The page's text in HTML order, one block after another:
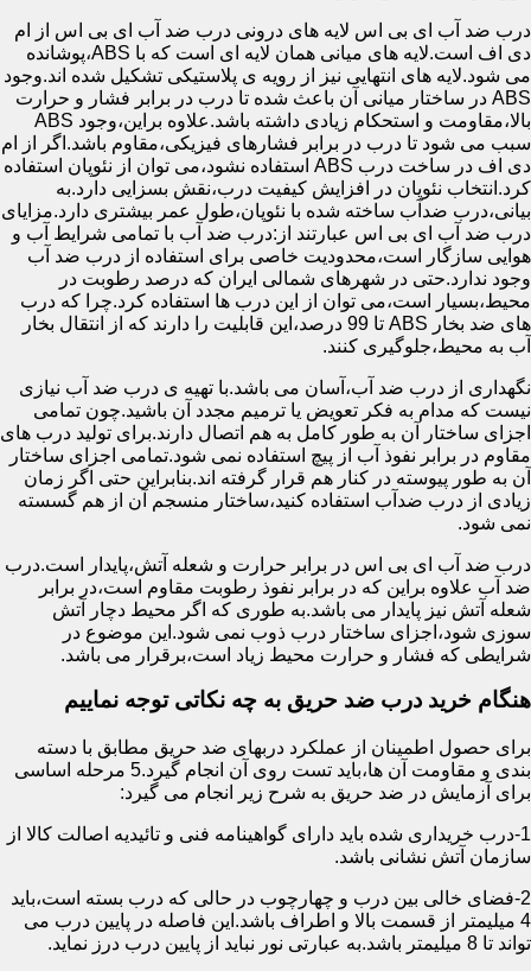
درب ضد آب ای بی اس لایه های درونی درب ضد آب ای بی اس از ام
دی اف است.لایه های میانی همان لایه ای است که با ABS،پوشانده
می شود.لایه های انتهایی نیز از رویه ی پلاستیکی تشکیل شده اند.وجود
ABS در ساختار میانی آن باعث شده تا درب در برابر فشار و حرارت
بالا،مقاومت و استحکام زیادی داشته باشد.علاوه براین،وجود ABS
سبب می شود تا درب در برابر فشارهای فیزیکی،مقاوم باشد.اگر از ام
دی اف در ساخت درب ABS استفاده نشود،می توان از نئوپان استفاده
کرد.انتخاب نئوپان در افزایش کیفیت درب،نقش بسزایی دارد.به
بیانی،درب ضدآب ساخته شده با نئوپان،طول عمر بیشتری دارد.مزایای
درب ضد آب ای بی اس عبارتند از:درب ضد آب با تمامی شرایط آب و
هوایی سازگار است،محدودیت خاصی برای استفاده از درب ضد آب
وجود ندارد.حتی در شهرهای شمالی ایران که درصد رطوبت در
محیط،بسیار است،می توان از این درب ها استفاده کرد.چرا که درب
های ضد بخار ABS تا 99 درصد،این قابلیت را دارند که از انتقال بخار
آب به محیط،جلوگیری کنند.
نگهداری از درب ضد آب،آسان می باشد.با تهیه ی درب ضد آب نیازی
نیست که مدام به فکر تعویض یا ترمیم مجدد آن باشید.چون تمامی
اجزای ساختار آن به طور کامل به هم اتصال دارند.برای تولید درب های
مقاوم در برابر نفوذ آب از پیچ استفاده نمی شود.تمامی اجزای ساختار
آن به طور پیوسته در کنار هم قرار گرفته اند.بنابراین حتی اگر زمان
زیادی از درب ضدآب استفاده کنید،ساختار منسجم آن از هم گسسته
نمی شود.
درب ضد آب ای بی اس در برابر حرارت و شعله آتش،پایدار است.درب
ضد آب علاوه براین که در برابر نفوذ رطوبت مقاوم است،در برابر
شعله آتش نیز پایدار می باشد.به طوری که اگر محیط دچار آتش
سوزی شود،اجزای ساختار درب ذوب نمی شود.این موضوع در
شرایطی که فشار و حرارت محیط زیاد است،برقرار می باشد.
هنگام خرید درب ضد حریق به چه نکاتی توجه نماییم
برای حصول اطمینان از عملکرد دربهای ضد حریق مطابق با دسته
بندی و مقاومت آن ها،باید تست روی آن انجام گیرد.5 مرحله اساسی
برای آزمایش در ضد حریق به شرح زیر انجام می گیرد:
1-درب خریداری شده باید دارای گواهینامه فنی و تائیدیه اصالت کالا از
سازمان آتش نشانی باشد.
2-فضای خالی بین درب و چهارچوب در حالی که درب بسته است،باید
4 میلیمتر از قسمت بالا و اطراف باشد.این فاصله در پایین درب می
تواند تا 8 میلیمتر باشد.به عبارتی نور نباید از پایین درب درز نماید.